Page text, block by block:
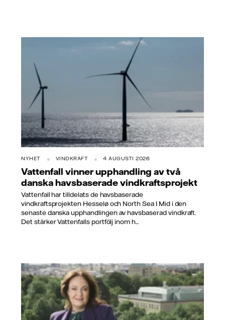
NYHET VINDKRAFT 4 AUGUSTI 2026
Vattenfall vinner upphandling av två
danska havsbaserade vindkraftsprojekt
Vattenfall har tilldelats de havsbaserade
vindkraftsprojekten Hesselø och North Sea I Mid i den
senaste danska upphandlingen av havsbaserad vindkraft.
Det stärker Vattenfalls portfölj inom h...